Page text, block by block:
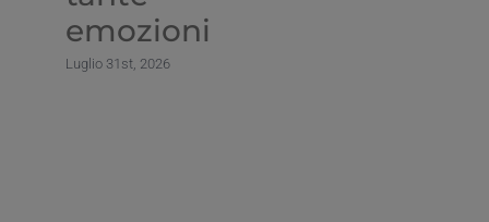
emozioni
Luglio 31st, 2026